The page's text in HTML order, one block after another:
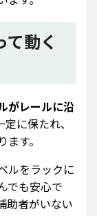
動く
がレールに沿
に保たれ、
す。
ルをラックに
でも安心で
助者がいない